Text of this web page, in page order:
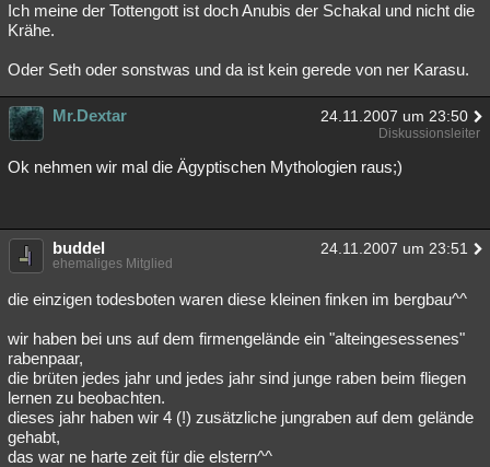
Ich meine der Tottengott ist doch Anubis der Schakal und nicht die
Krähe.
Oder Seth oder sonstwas und da ist kein gerede von ner Karasu.
Mr.Dextar 24.11.2007 um 23:50
Diskussionsleiter
Ok nehmen wir mal die Ägyptischen Mythologien raus;)
buddel 24.11.2007 um 23:51
ehemaliges Mitglied
die einzigen todesboten waren diese kleinen finken im bergbau^^
wir haben bei uns auf dem firmengelände ein "alteingesessenes"
rabenpaar,
die brüten jedes jahr und jedes jahr sind junge raben beim fliegen
lernen zu beobachten.
dieses jahr haben wir 4 (!) zusätzliche jungraben auf dem gelände
gehabt,
das war ne harte zeit für die elstern^^